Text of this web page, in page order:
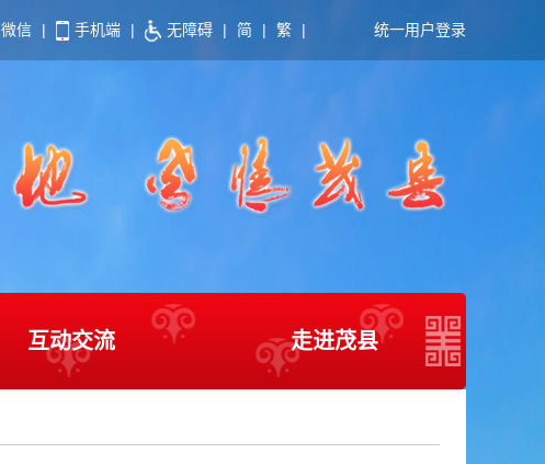
微信 | 手机端 | 无障碍 | 简 | 繁 | 统一用户登录
互动交流 走进茂县